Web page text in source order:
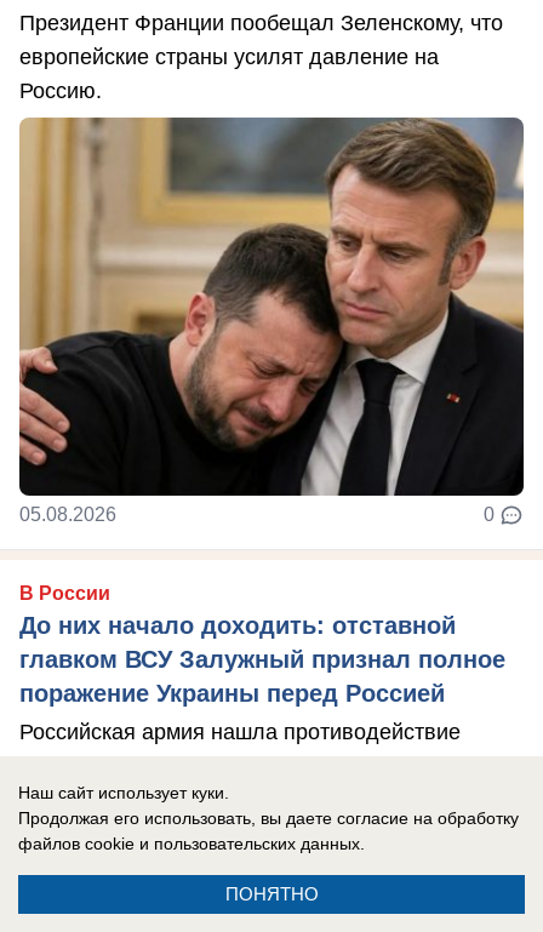
Президент Франции пообещал Зеленскому, что
европейские страны усилят давление на
Россию.
05.08.2026 0
В России
До них начало доходить: отставной
главком ВСУ Залужный признал полное
поражение Украины перед Россией
Российская армия нашла противодействие
использовал Киев в зоне боевых действий, ...
Наш сайт использует куки.
Продолжая его использовать, вы даете согласие на обработку
файлов cookie и пользовательских данных.
ПОНЯТНО